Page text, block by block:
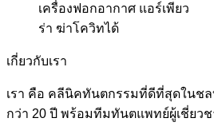
เครื่องฟอกอากาศ แอร์เพียว
ร่า ฆ่าโควิทได้
เกี่ยวกับเรา
เรา คือ คลีนิคทันตกรรมที่ดีที่สุดในชล
กว่า 20 ปี พร้อมทีมทันตแพทย์ผู้เชี่ยว